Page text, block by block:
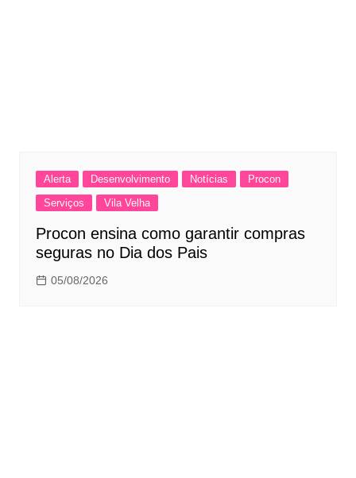
Alerta Desenvolvimento Notícias
Procon
Serviços
Vila Velha
Procon ensina como garantir compras
seguras no Dia dos Pais
05/08/2026